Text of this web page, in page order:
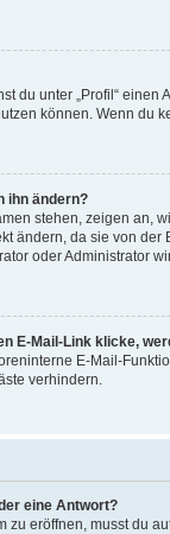
du unter „Profil“
können. Wenn du
ihn ändern?
stehen, zeigen an,
ändern, da sie von
oder Administrator
E-Mail-Link klicke,
E-Mail-
verhindern.
eine Antwort?
zu eröffnen, musst du